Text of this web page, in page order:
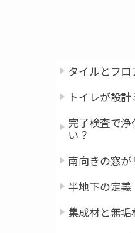
タイルとフ
トイレが設計
完了検査で
い？
南向きの窓が
半地下の定義
集成材と無垢